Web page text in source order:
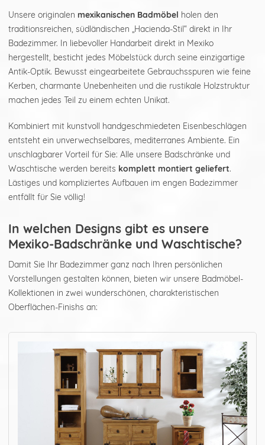
Unsere originalen mexikanischen Badmöbel holen den
traditionsreichen, südländischen „Hacienda-Stil“ direkt in Ihr
Badezimmer. In liebevoller Handarbeit direkt in Mexiko
hergestellt, besticht jedes Möbelstück durch seine einzigartige
Antik-Optik. Bewusst eingearbeitete Gebrauchsspuren wie feine
Kerben, charmante Unebenheiten und die rustikale Holzstruktur
machen jedes Teil zu einem echten Unikat.
Kombiniert mit kunstvoll handgeschmiedeten Eisenbeschlägen
entsteht ein unverwechselbares, mediterranes Ambiente. Ein
unschlagbarer Vorteil für Sie: Alle unsere Badschränke und
Waschtische werden bereits komplett montiert geliefert.
Lästiges und kompliziertes Aufbauen im engen Badezimmer
entfällt für Sie völlig!
In welchen Designs gibt es unsere
Mexiko-Badschränke und Waschtische?
Damit Sie Ihr Badezimmer ganz nach Ihren persönlichen
Vorstellungen gestalten können, bieten wir unsere Badmöbel-
Kollektionen in zwei wunderschönen, charakteristischen
Oberflächen-Finishs an: